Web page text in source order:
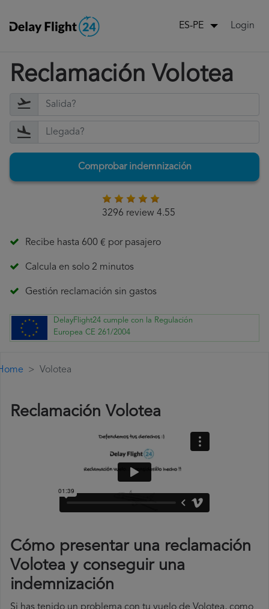
ES-PE Login
Reclamación Volotea
Comprobar indemnización
3296 review 4.55
Recibe hasta 600 € por pasajero
Calcula en solo 2 minutos
Gestión reclamación sin gastos
DelayFlight24 cumple con la Regulación
Europea CE 261/2004
Volotea
Reclamación Volotea
Cómo presentar una reclamación
Volotea y conseguir una
indemnización